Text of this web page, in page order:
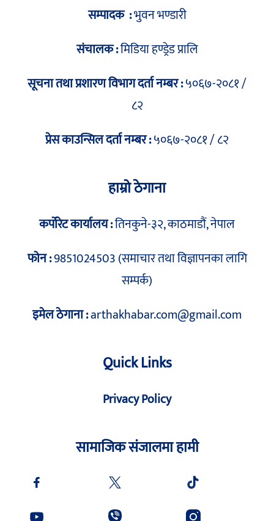
सम्पादक :भुवन भण्डारी
संचालक :मिडिया हण्ड्रेड प्रालि
सूचना तथा प्रशारण विभाग दर्ता नम्बर :५०६७-२०८१ /
८२
प्रेस काउन्सिल दर्ता नम्बर :५०६७-२०८१ / ८२
हाम्रो ठेगाना
कर्पोरेट कार्यालय :तिनकुने-३२, काठमाडौं, नेपाल
फोन :9851024503 (समाचार तथा विज्ञापनका लागि
सम्पर्क)
इमेल ठेगाना :arthakhabar.com@gmail.com
Quick Links
Privacy Policy
सामाजिक संजालमा हामी